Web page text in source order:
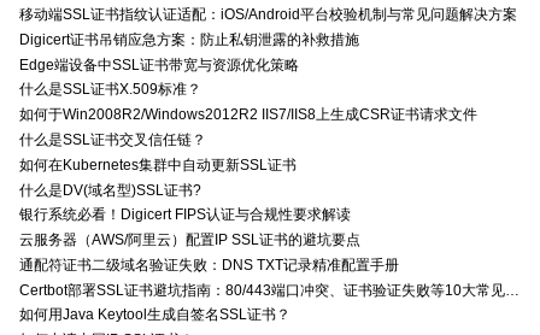
移动端SSL证书指纹认证适配：iOS/Android平台校验机制与常见问题解决方案
Digicert证书吊销应急方案：防止私钥泄露的补救措施
Edge端设备中SSL证书带宽与资源优化策略
什么是SSL证书X.509标准？
如何于Win2008R2/Windows2012R2 IIS7/IIS8上生成CSR证书请求文件
什么是SSL证书交叉信任链？
如何在Kubernetes集群中自动更新SSL证书
什么是DV(域名型)SSL证书?
银行系统必看！Digicert FIPS认证与合规性要求解读
云服务器（AWS/阿里云）配置IP SSL证书的避坑要点
通配符证书二级域名验证失败：DNS TXT记录精准配置手册
如何用Java Keytool生成自签名SSL证书？